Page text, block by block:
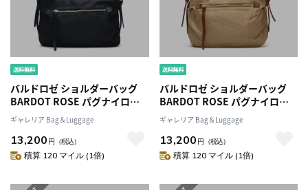
バルドロゼ ショルダーバッグ
BARDOT ROSE パグナイロン
2WAY ハンドバッグ 肩掛け 斜め
がけ ショルダーナイロンレディ
ース BR-5211
ギャレリア Bag＆Luggage
13,200 円 （税込）
積算 120 マイル (1倍)
バルドロゼ ショルダーバッグ
BARDOT ROSE パグナイロン
2WAY ハンドバッグ 肩掛け 斜め
がけ ショルダーナイロンレディ
ース BR-5211
ギャレリア Bag＆Luggage
13,200 円 （税込）
積算 120 マイル (1倍)